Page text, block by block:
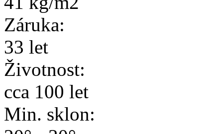
Záruka:
33 let
Životnost:
cca 100 let
Min. sklon: